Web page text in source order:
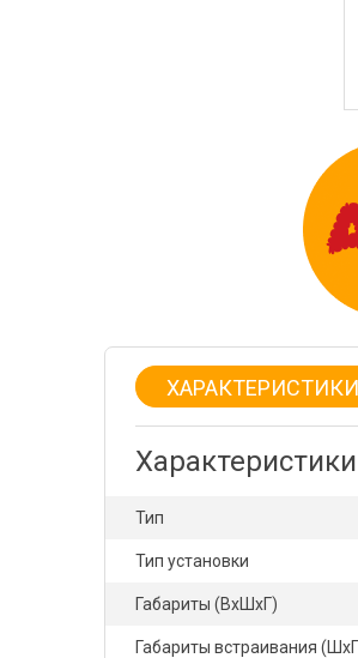
ХАРАКТЕРИСТИКИ
Тип
Тип установки
Габариты (ВхШхГ)
Габариты встраивания